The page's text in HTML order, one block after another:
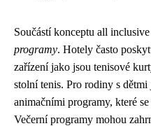
Součástí konceptu all
programy. Hotely často
zařízení jako jsou tenisové
stolní tenis. Pro rodiny s
animačními programy, které
Večerní programy mohou